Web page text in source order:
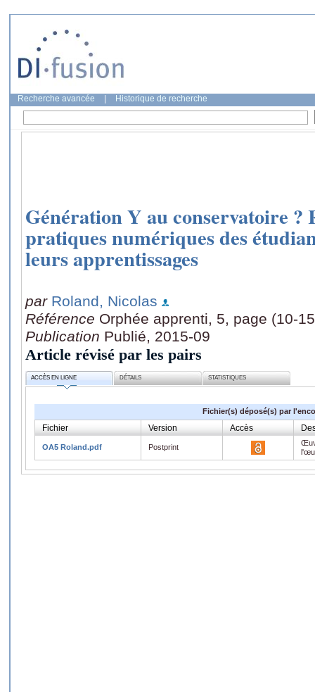
Recherche avancée Historique de recherche
Génération Y au conservatoire ?
pratiques numériques des
leurs apprentissages
par Roland, Nicolas
Référence Orphée apprenti, 5, page (10-
Publication Publié, 2015-09
Article révisé par les pairs
ACCÈS EN LIGNE DÉTAILS STATISTIQUES
Fichier(s) déposé(s) par
Fichier Version Accès
OA5 Roland.pdf Postprint